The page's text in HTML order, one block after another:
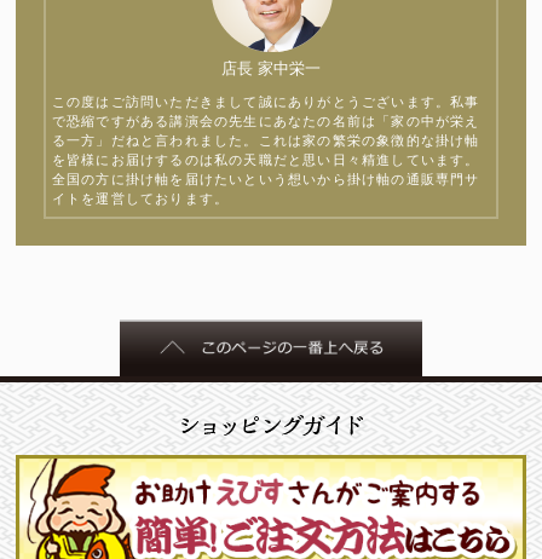
店長 家中栄一
この度はご訪問いただきまして誠にありがとうございます。私事
で恐縮ですがある講演会の先生にあなたの名前は「家の中が栄え
る一方」だねと言われました。これは家の繁栄の象徴的な掛け軸
を皆様にお届けするのは私の天職だと思い日々精進しています。
全国の方に掛け軸を届けたいという想いから掛け軸の通販専門サ
イトを運営しております。